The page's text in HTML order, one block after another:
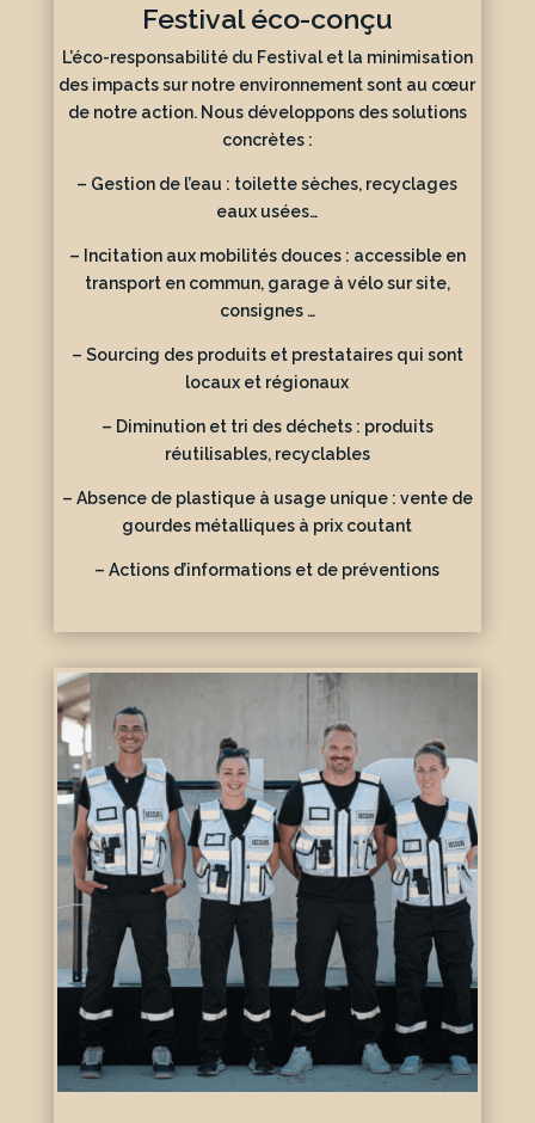
Festival éco-conçu
L’éco-responsabilité du Festival et la minimisation
des impacts sur notre environnement sont au cœur
de notre action. Nous développons des solutions
concrètes :
– Gestion de l’eau : toilette sèches, recyclages
eaux usées…
– Incitation aux mobilités douces : accessible en
transport en commun, garage à vélo sur site,
consignes …
– Sourcing des produits et prestataires qui sont
locaux et régionaux
– Diminution et tri des déchets : produits
réutilisables, recyclables
– Absence de plastique à usage unique : vente de
gourdes métalliques à prix coutant
– Actions d’informations et de préventions